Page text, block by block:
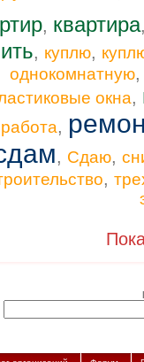
, квартира
, куплю,
однокомнатную
окна,
работа,
, Сдаю,
,